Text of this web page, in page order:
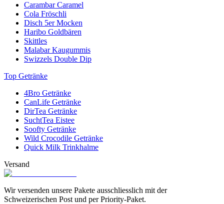
2020 in Australien als «Beste vegane Schokolade». Drei Jahre zuvor
wurde Vego bereits im Vereinigten Königreich als beste vegane
Schokolade prämiert.
Carambar Caramel
Cola Fröschli
Disch 5er Mocken
Haribo Goldbären
Skittles
Malabar Kaugummis
Swizzels Double Dip
Top Getränke
4Bro Getränke
CanLife Getränke
DirTea Getränke
SuchtTea Eistee
Soofty Getränke
Wild Crocodile Getränke
Quick Milk Trinkhalme
Versand
Wir versenden unsere Pakete ausschliesslich mit der
Schweizerischen Post und per Priority-Paket.